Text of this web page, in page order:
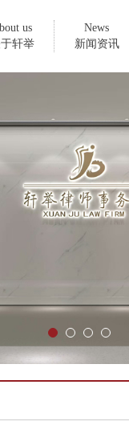
us
轩举
News
新闻资讯